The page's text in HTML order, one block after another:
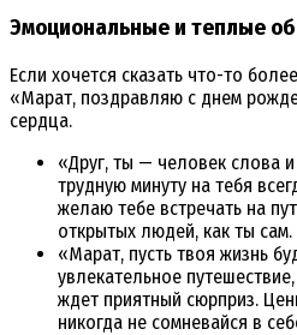
Эмоциональные и теплые
Если хочется сказать что-то
«Марат, поздравляю с днем
сердца.
«Друг, ты — человек слова
трудную минуту на тебя
желаю тебе встречать на
открытых людей, как ты сам.
«Марат, пусть твоя жизнь
увлекательное
ждет приятный сюрприз.
никогда не сомневайся в